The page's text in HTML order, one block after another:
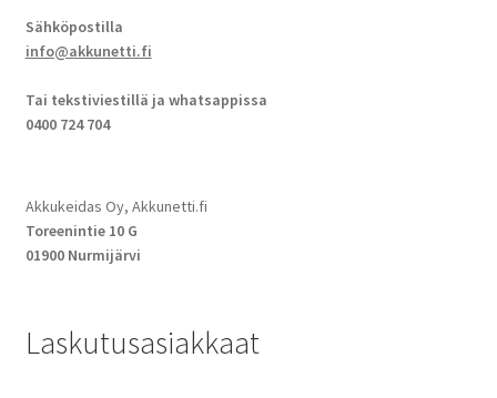
Sähköpostilla
info@akkunetti.fi
Tai tekstiviestillä ja whatsappissa
0400 724 704
Akkukeidas Oy, Akkunetti.fi
Toreenintie 10 G
01900 Nurmijärvi
Laskutusasiakkaat